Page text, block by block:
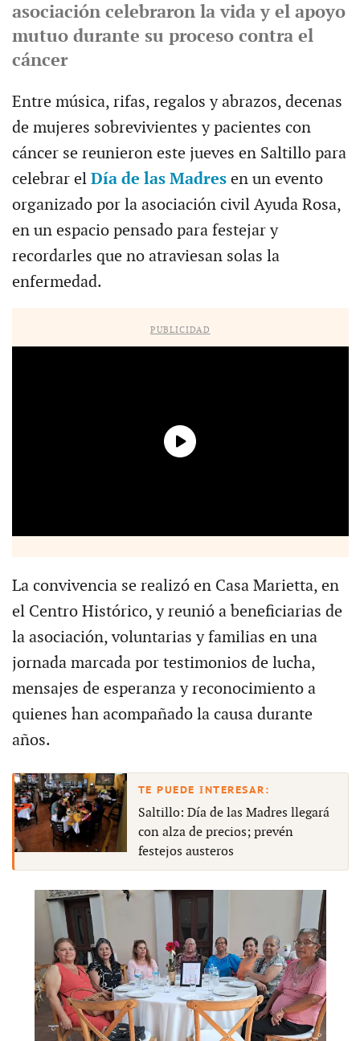
asociación celebraron la vida y el apoyo
mutuo durante su proceso contra el
cáncer
Entre música, rifas, regalos y abrazos, decenas
de mujeres sobrevivientes y pacientes con
cáncer se reunieron este jueves en Saltillo para
celebrar el Día de las Madres en un evento
organizado por la asociación civil Ayuda Rosa,
en un espacio pensado para festejar y
recordarles que no atraviesan solas la
enfermedad.
PUBLICIDAD
La convivencia se realizó en Casa Marietta, en
el Centro Histórico, y reunió a beneficiarias de
la asociación, voluntarias y familias en una
jornada marcada por testimonios de lucha,
mensajes de esperanza y reconocimiento a
quienes han acompañado la causa durante
años.
Saltillo: Día de las Madres llegará
con alza de precios; prevén
festejos austeros